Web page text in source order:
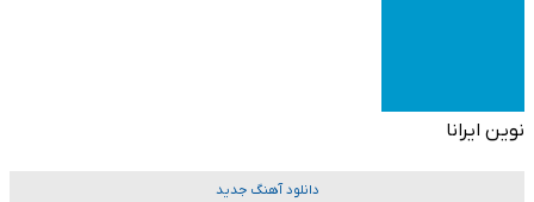
نوین ایرانا
دانلود آهنگ جدید